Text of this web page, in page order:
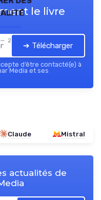
2026
le livre
➔ Télécharger
d’être contacté(e) à
Media et ses
Claude Mistral
actualités de